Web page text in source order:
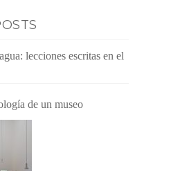
lecciones escritas en el
de un museo